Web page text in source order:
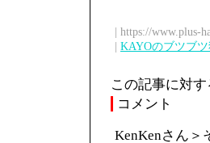
| https://www.plus-
| KAYOのブツブ
この記事に対
コメント
KenKenさん＞